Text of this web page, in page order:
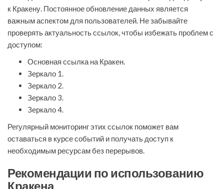
к Кракену. Постоянное обновление данных является
важным аспектом для пользователей. Не забывайте
проверять актуальность ссылок, чтобы избежать проблем с
доступом:
Основная ссылка на Кракен.
Зеркало 1.
Зеркало 2.
Зеркало 3.
Зеркало 4.
Регулярный мониторинг этих ссылок поможет вам
оставаться в курсе событий и получать доступ к
необходимым ресурсам без перерывов.
Рекомендации по использованию
Кракена